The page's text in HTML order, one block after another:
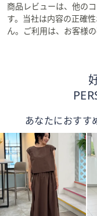
商品レビューは、他の
す。当社は内容の正確
ん。ご利用は、お客様
あなたにおすす